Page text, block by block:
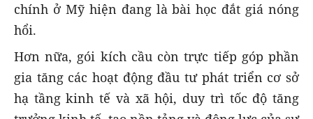
chính ở Mỹ hiện đang là bài học đắt giá nóng
hổi.
Hơn nữa, gói kích cầu còn trực tiếp góp phần
gia tăng các hoạt động đầu tư phát triển cơ sở
hạ tầng kinh tế và xã hội, duy trì tốc độ tăng